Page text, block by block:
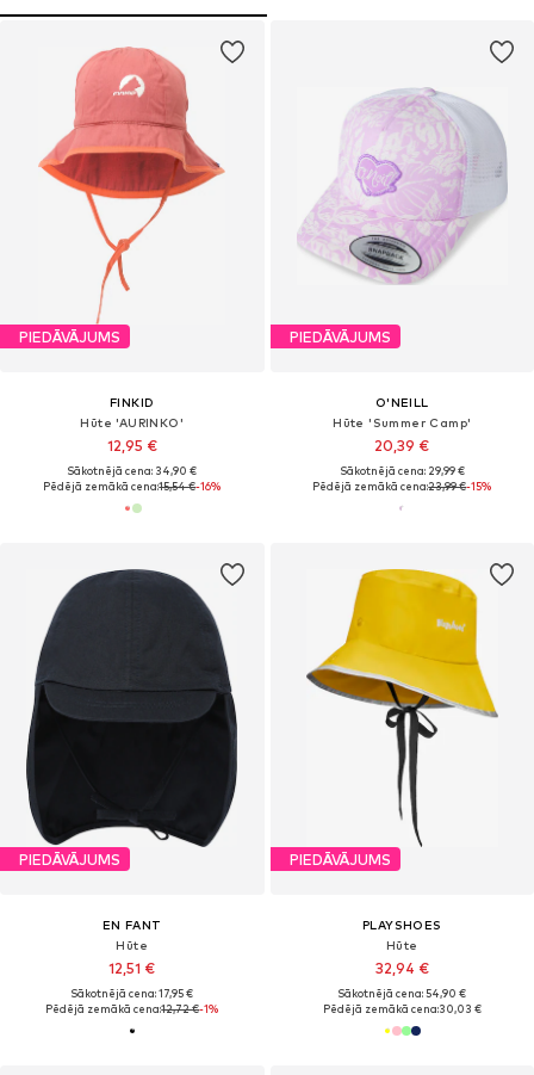
PIEDĀVĀJUMS
FINKID
Hūte 'AURINKO'
12,95 €
Sākotnējā cena: 34,90 €
Pēdējā zemākā cena:15,54 €-16%
PIEDĀVĀJUMS
O'NEILL
Hūte 'Summer Camp'
20,39 €
Sākotnējā cena: 29,99 €
Pēdējā zemākā cena:23,99 €-15%
PIEDĀVĀJUMS
EN FANT
Hūte
12,51 €
Sākotnējā cena: 17,95 €
Pēdējā zemākā cena:12,72 €-1%
PIEDĀVĀJUMS
PLAYSHOES
Hūte
32,94 €
Sākotnējā cena: 54,90 €
Pēdējā zemākā cena:30,03 €